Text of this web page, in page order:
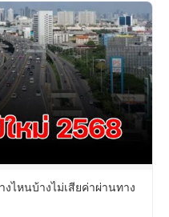
ไหนบ้างไม่เสียค่าผ่านทาง